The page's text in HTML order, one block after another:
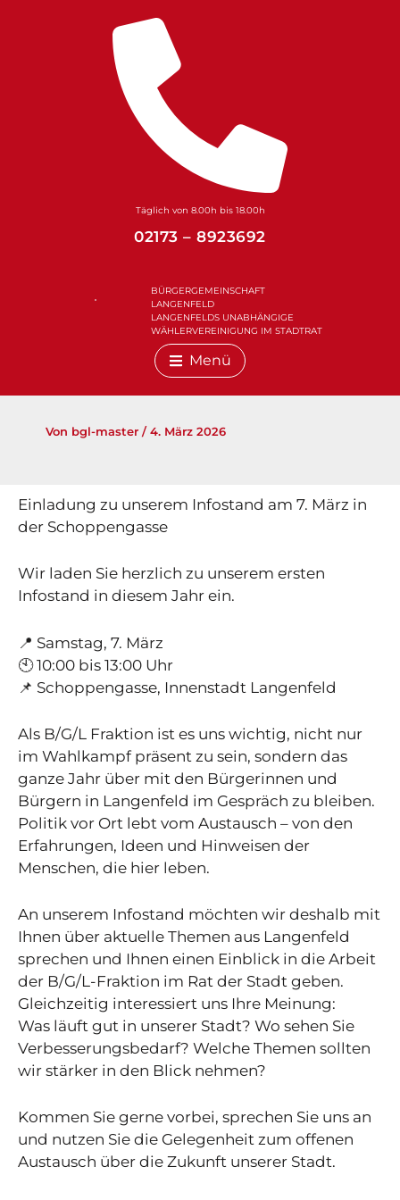
Täglich von 8.00h bis 18.00h
02173 – 8923692
BÜRGERGEMEINSCHAFT
LANGENFELD
LANGENFELDS UNABHÄNGIGE
WÄHLERVEREINIGUNG IM STADTRAT
Menü
Von bgl-master /4. März 2026
Einladung zu unserem Infostand am 7. März in
der Schoppengasse
Wir laden Sie herzlich zu unserem ersten
Infostand in diesem Jahr ein.
📍 Samstag, 7. März
🕙 10:00 bis 13:00 Uhr
📌 Schoppengasse, Innenstadt Langenfeld
Als B/G/L Fraktion ist es uns wichtig, nicht nur
im Wahlkampf präsent zu sein, sondern das
ganze Jahr über mit den Bürgerinnen und
Bürgern in Langenfeld im Gespräch zu bleiben.
Politik vor Ort lebt vom Austausch – von den
Erfahrungen, Ideen und Hinweisen der
Menschen, die hier leben.
An unserem Infostand möchten wir deshalb mit
Ihnen über aktuelle Themen aus Langenfeld
sprechen und Ihnen einen Einblick in die Arbeit
der B/G/L-Fraktion im Rat der Stadt geben.
Gleichzeitig interessiert uns Ihre Meinung:
Was läuft gut in unserer Stadt? Wo sehen Sie
Verbesserungsbedarf? Welche Themen sollten
wir stärker in den Blick nehmen?
Kommen Sie gerne vorbei, sprechen Sie uns an
und nutzen Sie die Gelegenheit zum offenen
Austausch über die Zukunft unserer Stadt.